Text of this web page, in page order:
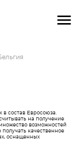
в состав Евросоюза.
на получение
возможностей
качественное
оснащенных